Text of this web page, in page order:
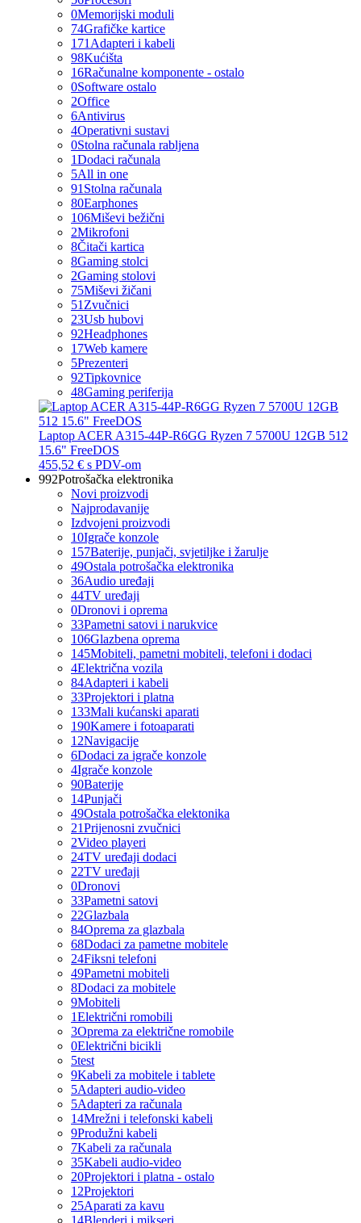
0Memorijski moduli
74Grafičke kartice
171 Adapteri i kabeli
98Kućišta
16Računalne komponente - ostalo
0Software ostalo
2Office
6Antivirus
4Operativni sustavi
0Stolna računala rabljena
1Dodaci računala
5All in one
91 Stolna računala
80Earphones
106Miševi bežični
2Mikrofoni
8Čitači kartica
8Gaming stolci
2Gaming stolovi
75Miševi žičani
51 Zvučnici
23Usb hubovi
92Headphones
17Web kamere
5Prezenteri
92Tipkovnice
48Gaming periferija
Laptop ACER A315-44P-R6GG Ryzen 7 5700U 12GB 512
15.6" FreeDOS
455,52 € s PDV-om
992Potrošačka elektronika
Novi proizvodi
Najprodavanije
Izdvojeni proizvodi
10Igrače konzole
157Baterije, punjači, svjetiljke i žarulje
49Ostala potrošačka elektronika
36Audio uređaji
44TV uređaji
0Dronovi i oprema
33Pametni satovi i narukvice
106Glazbena oprema
145Mobiteli, pametni mobiteli, telefoni i dodaci
4Električna vozila
84Adapteri i kabeli
33Projektori i platna
133Mali kućanski aparati
190Kamere i fotoaparati
12Navigacije
6Dodaci za igrače konzole
4Igrače konzole
90Baterije
14Punjači
49Ostala potrošačka elektonika
21Prijenosni zvučnici
2Video playeri
24TV uređaji dodaci
22TV uređaji
0Dronovi
33Pametni satovi
22Glazbala
84Oprema za glazbala
68Dodaci za pametne mobitele
24Fiksni telefoni
49Pametni mobiteli
8Dodaci za mobitele
9Mobiteli
1Električni romobili
3Oprema za električne romobile
0Električni bicikli
5test
9Kabeli za mobitele i tablete
5Adapteri audio-video
5Adapteri za računala
14Mrežni i telefonski kabeli
9Produžni kabeli
7Kabeli za računala
35Kabeli audio-video
20Projektori i platna - ostalo
12Projektori
25Aparati za kavu
14Blenderi i mikseri